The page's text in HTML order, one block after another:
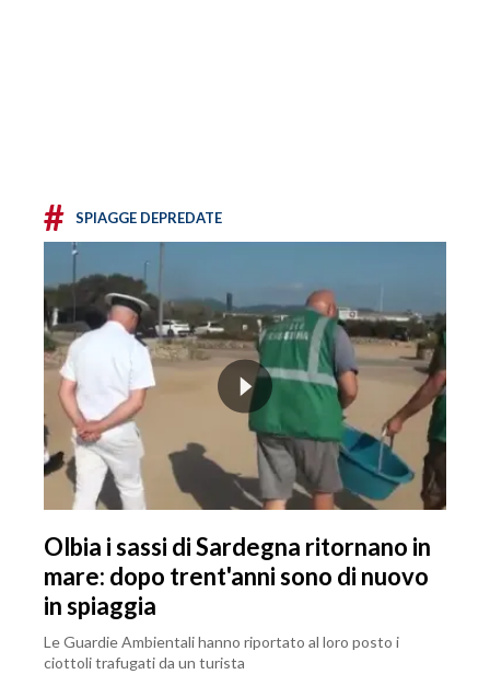
# SPIAGGE DEPREDATE
Olbia i sassi di Sardegna ritornano in
mare: dopo trent'anni sono di nuovo
in spiaggia
Le Guardie Ambientali hanno riportato al loro posto i
ciottoli trafugati da un turista